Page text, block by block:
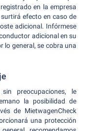
en la empresa
efecto en caso de
adicional. Infórmese
adicional en su
lo general, se cobra una
preocupaciones, le
la posibilidad de
de MietwagenCheck
una protección